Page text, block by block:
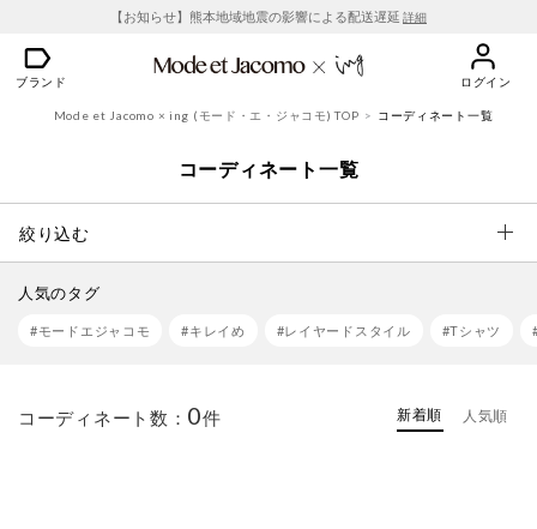
【お知らせ】熊本地域地震の影響による配送遅延 詳細
ブランド ログイン
Mode et Jacomo × ing (モード・エ・ジャコモ) TOP コーディネート一覧
コーディネート一覧
絞り込む
人気のタグ
#モードエジャコモ #キレイめ #レイヤードスタイル #Tシャツ
コーディネート数： 0件 新着順 人気順